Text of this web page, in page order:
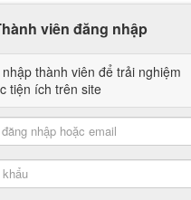
viên đăng nhập
thành viên để trải nghiệm
tiện ích trên site